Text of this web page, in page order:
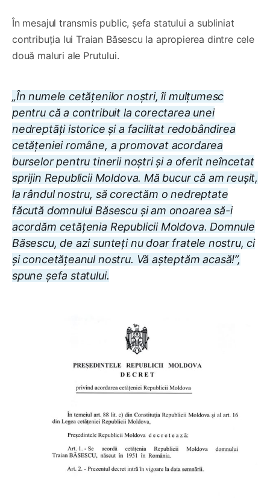
În mesajul transmis public, șefa statului a subliniat
contribuția lui Traian Băsescu la apropierea dintre cele
două maluri ale Prutului.
„În numele cetățenilor noștri, îi mulțumesc
pentru că a contribuit la corectarea unei
nedreptăți istorice și a facilitat redobândirea
cetățeniei române, a promovat acordarea
burselor pentru tinerii noștri și a oferit neîncetat
sprijin Republicii Moldova. Mă bucur că am reușit,
la rândul nostru, să corectăm o nedreptate
făcută domnului Băsescu și am onoarea să-i
acordăm cetățenia Republicii Moldova. Domnule
Băsescu, de azi sunteți nu doar fratele nostru, ci
și concetățeanul nostru. Vă așteptăm acasă!”,
spune șefa statului.